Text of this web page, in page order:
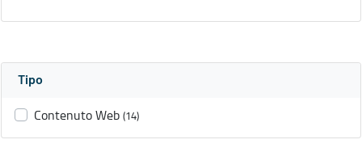
Tipo
Contenuto Web (14)